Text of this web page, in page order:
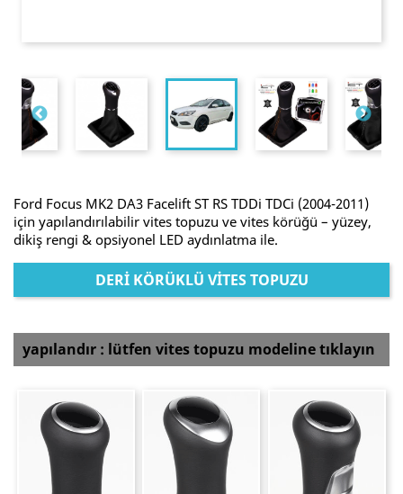
Ford Focus MK2 DA3 Facelift ST RS TDDi TDCi (2004-2011)
için yapılandırılabilir vites topuzu ve vites körüğü – yüzey,
dikiş rengi & opsiyonel LED aydınlatma ile.
DERI KÖRÜKLÜ VITES TOPUZU
yapılandır : lütfen vites topuzu modeline tıklayın